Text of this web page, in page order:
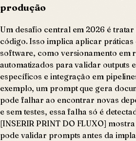
produção
Um desafio central em 2026 é
código. Isso implica aplicar práticas
software, como versionamento em
automatizados para validar outputs
específicos e integração em
exemplo, um prompt que gera
pode falhar ao encontrar novas
e sem testes, essa falha só é
[INSERIR PRINT DO FLUXO]
pode validar prompts antes da